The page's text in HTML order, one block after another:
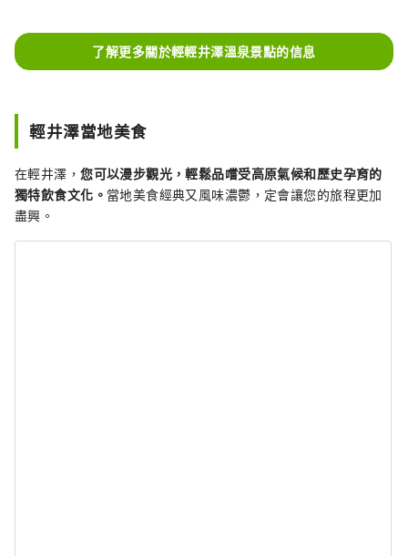
了解更多關於輕輕井澤溫泉景點的信息
輕井澤當地美食
在輕井澤，您可以漫步觀光，輕鬆品嚐受高原氣候和歷史孕育的
獨特飲食文化。 當地美食經典又風味濃鬱，定會讓您的旅程更加
盡興。